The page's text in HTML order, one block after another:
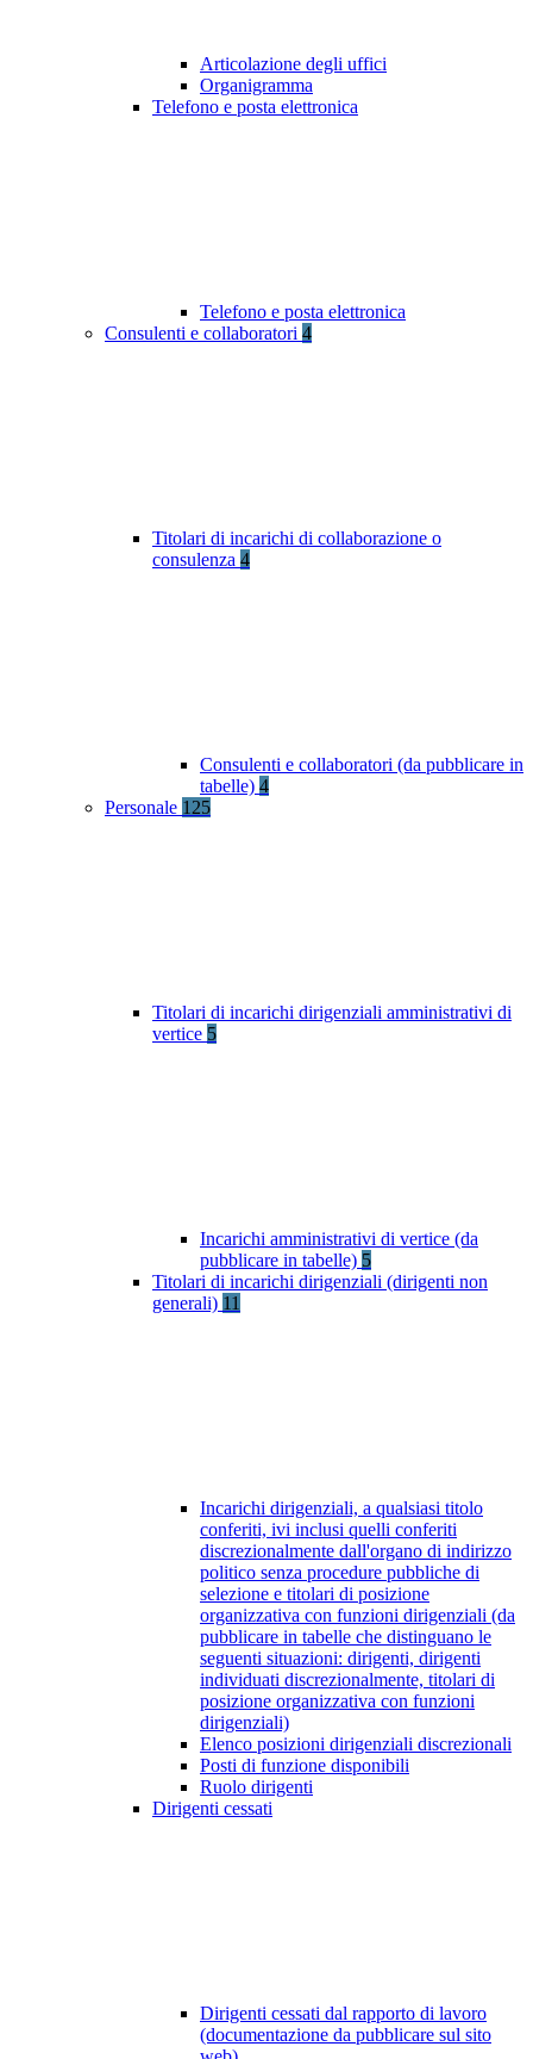
Articolazione degli uffici
Organigramma
Telefono e posta elettronica
Telefono e posta elettronica
Consulenti e collaboratori 4
Titolari di incarichi di collaborazione o
consulenza 4
Consulenti e collaboratori (da pubblicare in
tabelle) 4
Personale 125
Titolari di incarichi dirigenziali amministrativi di
vertice 5
Incarichi amministrativi di vertice (da
pubblicare in tabelle) 5
Titolari di incarichi dirigenziali (dirigenti non
generali) 11
Incarichi dirigenziali, a qualsiasi titolo
conferiti, ivi inclusi quelli conferiti
discrezionalmente dall'organo di indirizzo
politico senza procedure pubbliche di
selezione e titolari di posizione
organizzativa con funzioni dirigenziali (da
pubblicare in tabelle che distinguano le
seguenti situazioni: dirigenti, dirigenti
individuati discrezionalmente, titolari di
posizione organizzativa con funzioni
dirigenziali)
Elenco posizioni dirigenziali discrezionali
Posti di funzione disponibili
Ruolo dirigenti
Dirigenti cessati
Dirigenti cessati dal rapporto di lavoro
(documentazione da pubblicare sul sito